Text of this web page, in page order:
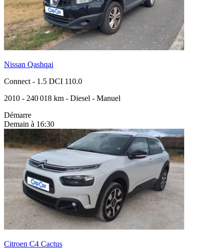
Nissan Qashqai
Connect - 1.5 DCI 110.0
2010 - 240 018 km - Diesel - Manuel
Démarre
Demain à 16:30
Citroen C4 Cactus